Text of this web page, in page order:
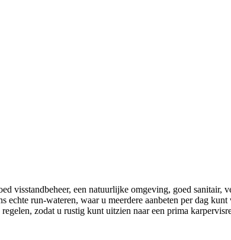
visstandbeheer, een natuurlijke omgeving, goed
run-wateren, waar u meerdere aanbeten per dag
zodat u rustig kunt uitzien naar een prima